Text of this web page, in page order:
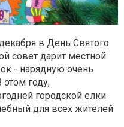
в День Святого
совет дарит местной
- нарядную очень
году,
городской елки
для всех жителей